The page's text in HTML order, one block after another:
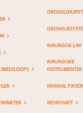
MEDILOOPS
KIRURGISK LIM
KIRURGISKE
INSTRUMENTER
KRANIAL
NEVROVATT